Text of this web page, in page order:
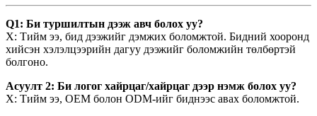
Q1: Би туршилтын дээж авч болох уу?
Х: Тийм ээ, бид дээжийг дэмжих боломжтой. Бидний хооронд
хийсэн хэлэлцээрийн дагуу дээжийг боломжийн төлбөртэй
болгоно.
Асуулт 2: Би логог хайрцаг/хайрцаг дээр нэмж болох уу?
Х: Тийм ээ, OEM болон ODM-ийг биднээс авах боломжтой.